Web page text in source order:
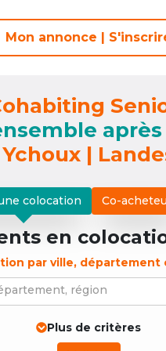
Mon annonce |
Mon annonce |
après
Ychoux |
colocation Co-
en
par ville, département
région
Plus de critères